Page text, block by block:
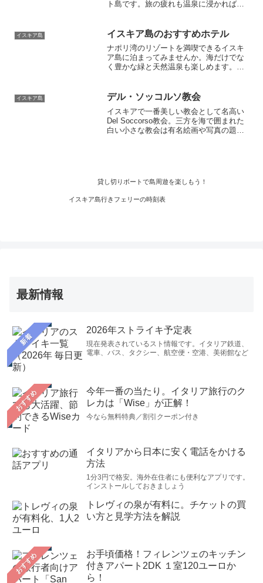
ト島です。旅の疲れも温泉に浸かれば一
です。温かい温泉＋冷たい海で心身とも
にリラックスできます。アーモイタリア
ではナポリからイスキア島の現地ツアー
も開催中です。
イスキア島 イスキア島のおすすめホテル
ナポリ湾のリゾートを満喫できるイスキ
ア島に泊まってみませんか。海だけでな
く豊かな緑と天然温泉も楽しめます。イ
良いところを選びましょう。海が好きな
人は海岸まで歩けるホテルが良いでしょ
う。プールやスパ付きのリゾートホテル
が多いので、ちょっと贅沢してみるのも
良いですよ。
イスキア島 デル・ソッコルソ教会
イスキアで一番美しい教会として名高い
Del Soccorso教会。三方を海で囲まれた
白い小さな教会は有名絵画や写真の題材
貸し切りボートで島周遊を楽しもう！
イスキア島行きフェリーの時刻表
最新情報
新着
2026年ストライキ予定表
現在発表されているスト情報です。イタリア鉄道、
電車、バス、タクシー、航空便・空港、美術館など
おすすめ
今年一番の当たり。イタリア旅行のク
レカは「Wise」が正解！
今なら無料特典／割引クーポン付き
イタリアから日本に安く電話をかける
方法
1分3円で格安。海外在住者にも便利なアプリです。
インストールしておきましょう
トレヴィの泉が有料に。チケットの買
い方と見学方法を解説
おすすめ
お手頃価格！フィレンツェのキッチン
付きアパート2DK １室120ユーロか
ら！